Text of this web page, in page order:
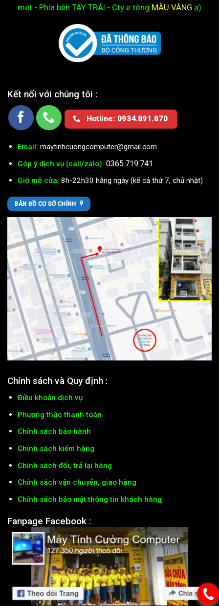
mét - Phía bên TAY TRÁI - Cty e tông MÀU VÀNG ạ)
Kết nối với chúng tôi :
Hotline: 0934.891.870
Email: maytinhcuongcomputer@gmail.com
Góp ý dịch vụ (call/zalo): 0365.719.741
Giờ mở cửa: 8h-22h30 hằng ngày (kể cả thứ 7, chủ nhật)
BẢN ĐỒ CƠ SỞ CHÍNH
Chính sách và Quy định :
Điều khoản dịch vụ
Phương thức thanh toán
Chính sách bảo hành
Chính sách kiểm hàng
Chính sách đổi, trả lại hàng
Chính sách vận chuyển, giao hàng
Chính sách bảo mật thông tin khách hàng
Fanpage Facebook :